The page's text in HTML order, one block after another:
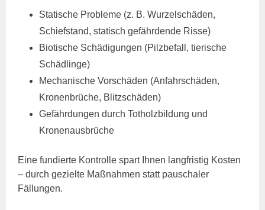
Statische Probleme (z. B. Wurzelschäden,
Schiefstand, statisch gefährdende Risse)
Biotische Schädigungen (Pilzbefall, tierische
Schädlinge)
Mechanische Vorschäden (Anfahrschäden,
Kronenbrüche, Blitzschäden)
Gefährdungen durch Totholzbildung und
Kronenausbrüche
Eine fundierte Kontrolle spart Ihnen langfristig Kosten
– durch gezielte Maßnahmen statt pauschaler
Fällungen.